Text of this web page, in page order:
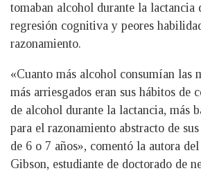
tomaban alcohol durante la lactancia
regresión cognitiva y peores
razonamiento.
«Cuanto más alcohol consumían las
más arriesgados eran sus hábitos de
de alcohol durante la lactancia, más
para el razonamiento abstracto de
de 6 o 7 años», comentó la autora
Gibson, estudiante de doctorado de